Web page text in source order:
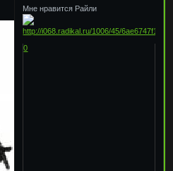
Мне нравится Райли
0